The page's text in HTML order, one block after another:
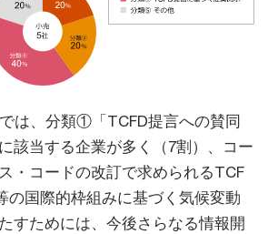
では、分類①「TCFD提言への賛同
該当する企業が多く（7割）、コー
・コードの改訂で求められるTCF
の国際的枠組みに基づく気候変動
すためには、今後さらなる情報開